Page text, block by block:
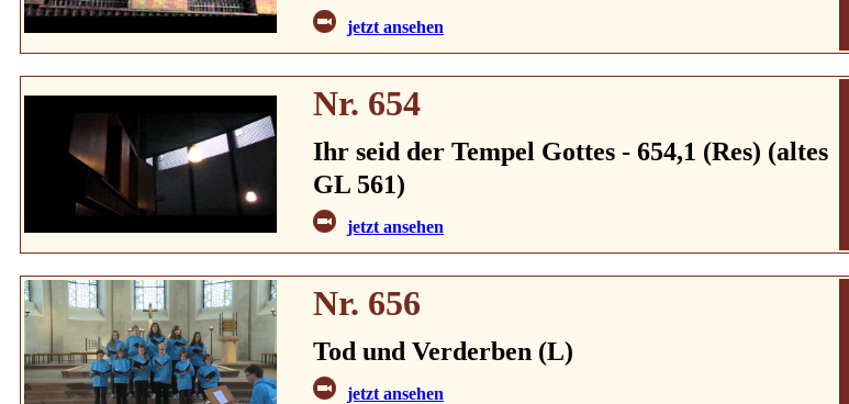
jetzt ansehen
Nr. 654
Ihr seid der Tempel Gottes - 654,1 (Res) (altes
GL 561)
jetzt ansehen
Nr. 656
Tod und Verderben (L)
jetzt ansehen